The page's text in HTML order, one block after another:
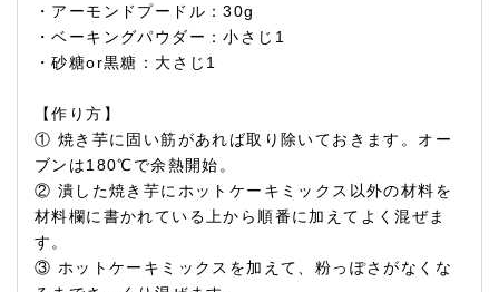
・アーモンドプードル：30g
・ベーキングパウダー：小さじ1
・砂糖or黒糖：大さじ1
【作り方】
① 焼き芋に固い筋があれば取り除いておきます。オー
ブンは180℃で余熱開始。
② 潰した焼き芋にホットケーキミックス以外の材料を
材料欄に書かれている上から順番に加えてよく混ぜま
す。
③ ホットケーキミックスを加えて、粉っぽさがなくな